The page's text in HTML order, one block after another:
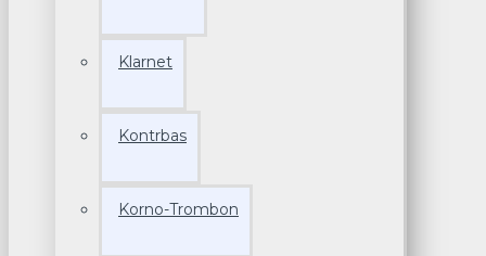
Klarnet
Kontrbas
Korno-Trombon